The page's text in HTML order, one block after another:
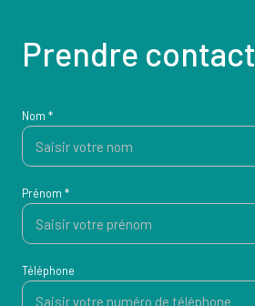
Prendre contact
Nom *
Prénom *
Téléphone